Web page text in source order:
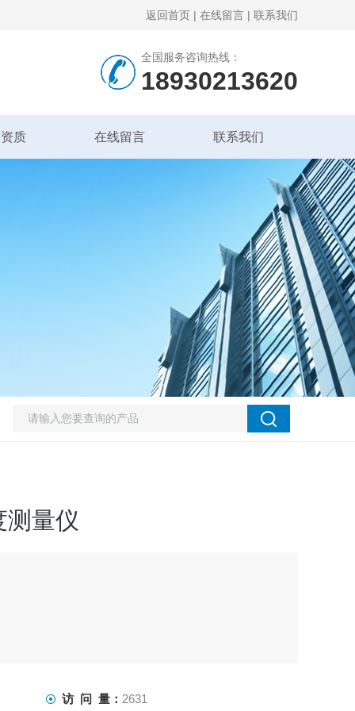
返回首页 | 在线留言 | 联系我们
全国服务咨询热线：
18930213620
质 在线留言 联系我们
测量仪
访 问 量： 2631